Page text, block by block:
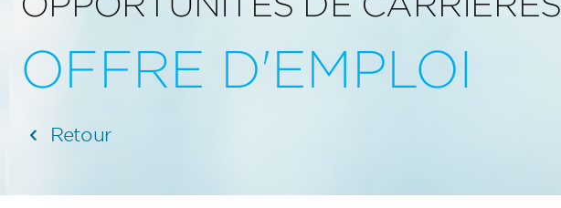
OFFRE D'EMPLOI
Retour